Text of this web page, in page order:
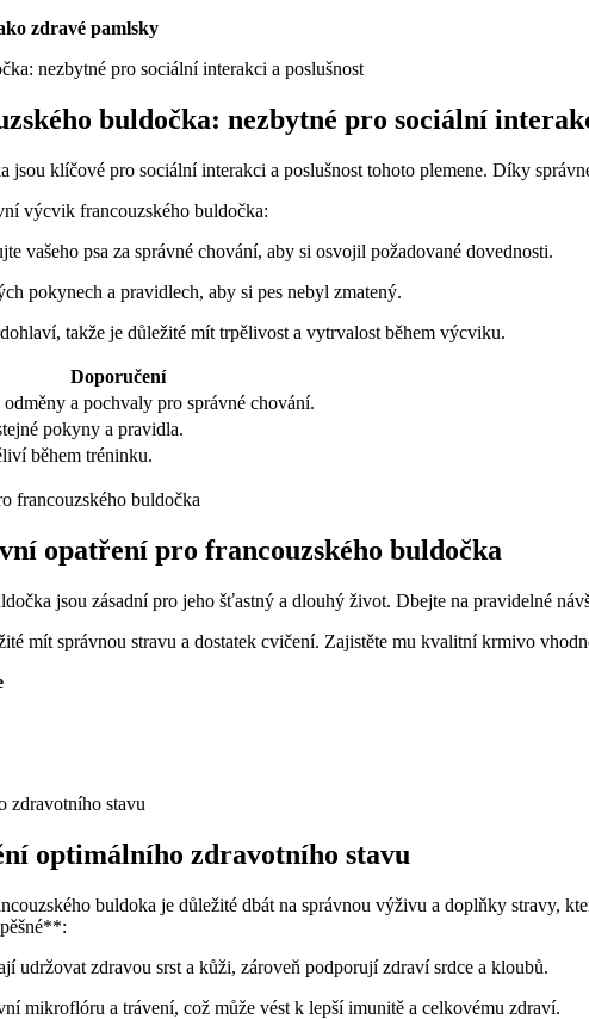
zdravé pamlsky
buldočka: nezbytné pro sociální
jsou klíčové pro sociální interakci a poslušnost tohoto plemene. Díky
výcvik francouzského buldočka:
vašeho psa za správné chování, aby si osvojil požadované dovednosti.
pokynech a pravidlech, aby si pes nebyl zmatený.
takže je důležité mít trpělivost a vytrvalost během výcviku.
Doporučení
a pochvaly pro správné chování.
pokyny a pravidla.
během tréninku.
opatření pro francouzského buldočka
jsou zásadní pro jeho šťastný a dlouhý život. Dbejte na pravidelné
mít správnou stravu a dostatek cvičení. Zajistěte mu kvalitní krmivo
optimálního zdravotního stavu
buldoka je důležité dbát na správnou výživu a doplňky stravy,
udržovat zdravou srst a kůži, zároveň podporují zdraví srdce a kloubů.
mikroflóru a trávení, což může vést k lepší imunitě a celkovému zdraví.